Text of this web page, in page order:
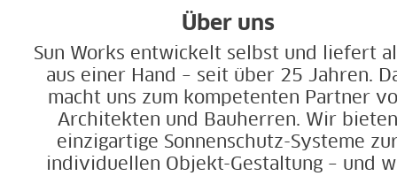
Über uns
Sun Works entwickelt selbst und liefert
aus einer Hand – seit über 25 Jahren.
macht uns zum kompetenten Partner
Architekten und Bauherren. Wir
einzigartige Sonnenschutz-Systeme
individuellen Objekt-Gestaltung – und